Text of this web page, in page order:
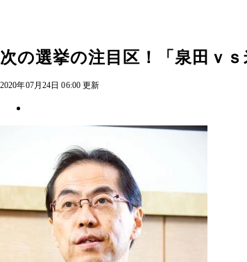
次の選挙の注目区！「泉田ｖ
2020年07月24日 06:00 更新